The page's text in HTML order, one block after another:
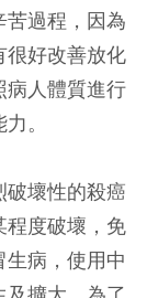
過程，因為
很好改善放化
病人體質進行
。
壞性的殺癌
程度破壞，免
病，使用中